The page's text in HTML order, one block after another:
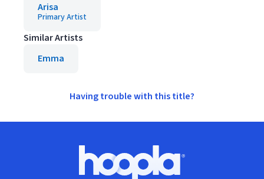
Arisa
Primary Artist
Similar Artists
Emma
Having trouble with this title?
Hoopla logo, Go to homepage